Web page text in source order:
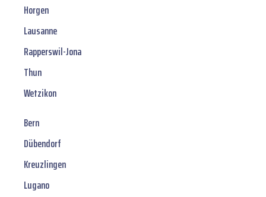
Horgen
Lausanne
Rapperswil-Jona
Thun
Wetzikon
Bern
Dübendorf
Kreuzlingen
Lugano